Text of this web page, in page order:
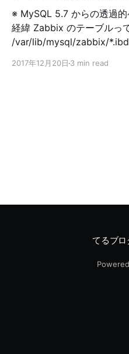
※ MySQL 5.7 からの透過的
経緯 Zabbix のテーブルって膨れますよね。 # ls -l
/var/lib/mysql/zabbix/
/var/lib/mysql/zabbix/
2017年12月20日 3 min read
てるブロ